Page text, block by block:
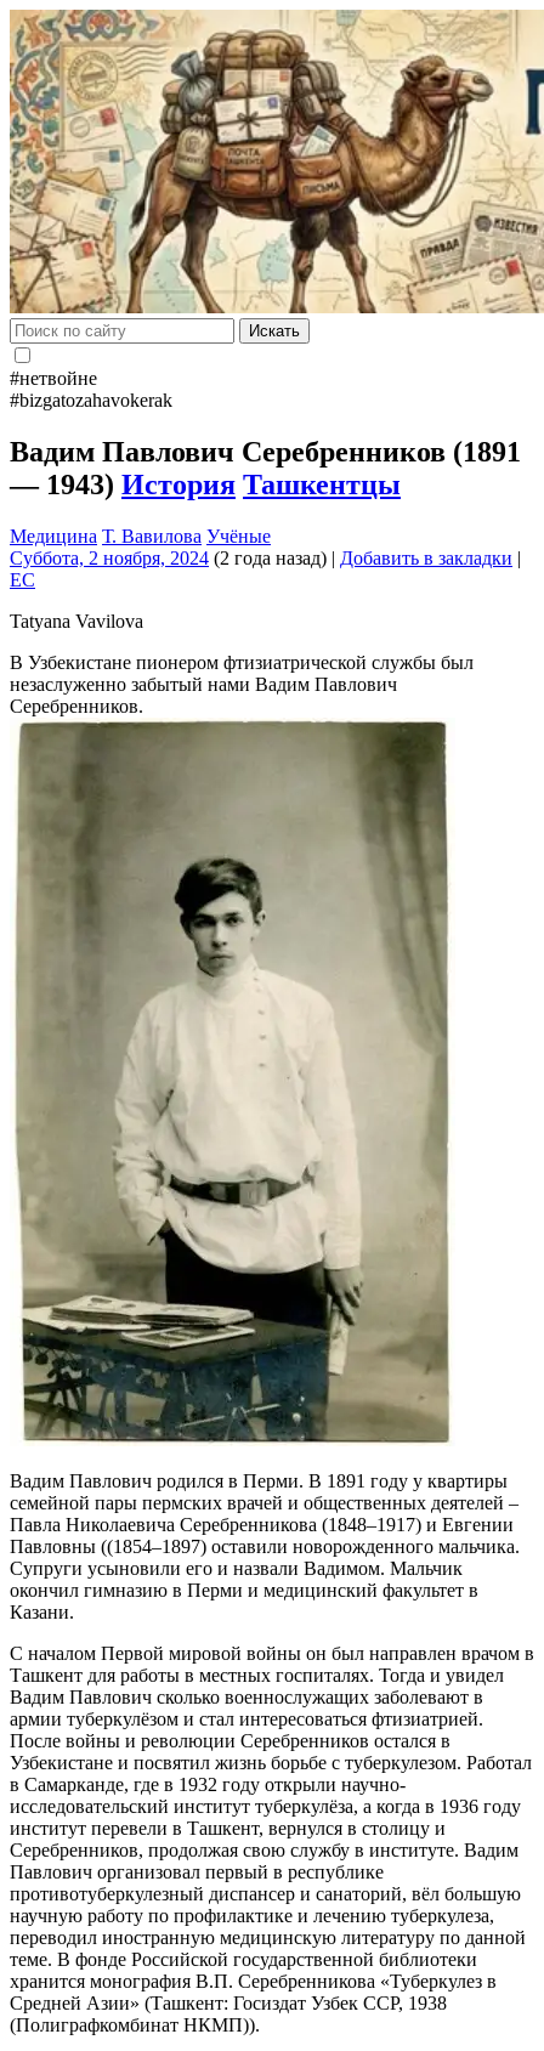
Искать
#нетвойне
#bizgatozahavokerak
Вадим Павлович Серебренников (1891
— 1943) История Ташкентцы
Медицина Т. Вавилова Учёные
Суббота, 2 ноября, 2024 (2 года назад) | Добавить в закладки |
EC
Tatyana Vavilova
В Узбекистане пионером фтизиатрической службы был
незаслуженно забытый нами Вадим Павлович
Серебренников.
Вадим Павлович родился в Перми. В 1891 году у квартиры
семейной пары пермских врачей и общественных деятелей –
Павла Николаевича Серебренникова (1848–1917) и Евгении
Павловны ((1854–1897) оставили новорожденного мальчика.
Супруги усыновили его и назвали Вадимом. Мальчик
окончил гимназию в Перми и медицинский факультет в
Казани.
С началом Первой мировой войны он был направлен врачом в
Ташкент для работы в местных госпиталях. Тогда и увидел
Вадим Павлович сколько военнослужащих заболевают в
армии туберкулёзом и стал интересоваться фтизиатрией.
После войны и революции Серебренников остался в
Узбекистане и посвятил жизнь борьбе с туберкулезом. Работал
в Самарканде, где в 1932 году открыли научно-
исследовательский институт туберкулёза, а когда в 1936 году
институт перевели в Ташкент, вернулся в столицу и
Серебренников, продолжая свою службу в институте. Вадим
Павлович организовал первый в республике
противотуберкулезный диспансер и санаторий, вёл большую
научную работу по профилактике и лечению туберкулеза,
переводил иностранную медицинскую литературу по данной
теме. В фонде Российской государственной библиотеки
хранится монография В.П. Серебренникова «Туберкулез в
Средней Азии» (Ташкент: Госиздат Узбек ССР, 1938
(Полиграфкомбинат НКМП)).